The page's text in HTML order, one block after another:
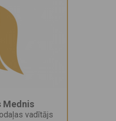
Mednis
vadītājs